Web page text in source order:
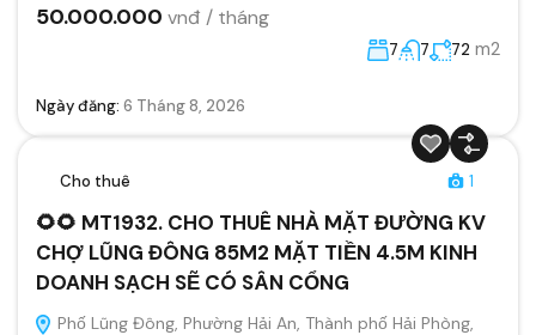
50.000.000 vnđ / tháng
7 7 72 m2
Ngày đăng: 6 Tháng 8, 2026
Cho thuê 1
🌻🌻 MT1932. CHO THUÊ NHÀ MẶT ĐƯỜNG KV
CHỢ LŨNG ĐÔNG 85M2 MẶT TIỀN 4.5M KINH
DOANH SẠCH SẼ CÓ SÂN CỔNG
Phố Lũng Đông, Phường Hải An, Thành phố Hải Phòng,